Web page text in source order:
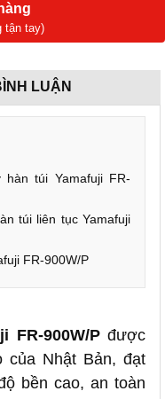
tận tay)
LUẬN
túi Yamafuji FR-
túi liên tục Yamafuji
FR-900W/P
FR-900W/Pđược
của Nhật Bản, đạt
bền cao, an toàn